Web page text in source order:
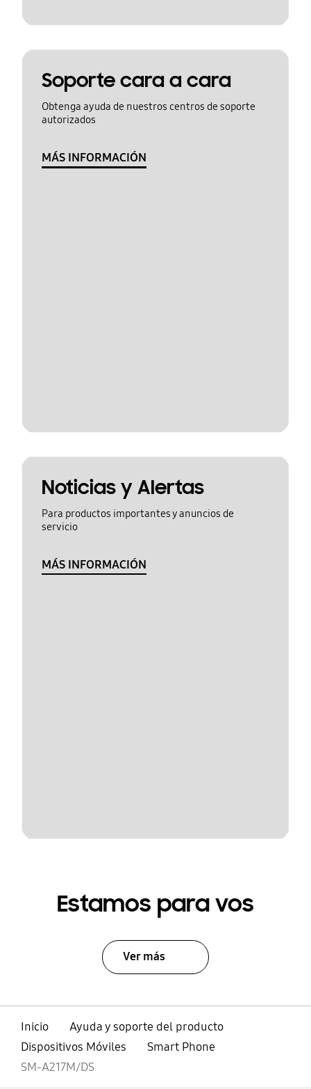
Soporte cara a cara
Obtenga ayuda de nuestros centros de soporte
autorizados
MÁS INFORMACIÓN
Noticias y Alertas
Para productos importantes y anuncios de
servicio
MÁS INFORMACIÓN
Estamos para vos
Ver más
Inicio
Ayuda y soporte del producto
Dispositivos Móviles
Smart Phone
SM-A217M/DS